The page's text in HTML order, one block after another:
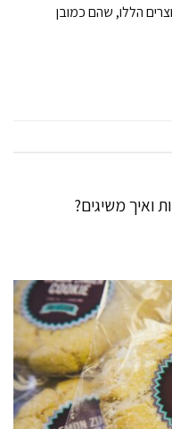
הללו, שהם כמובן